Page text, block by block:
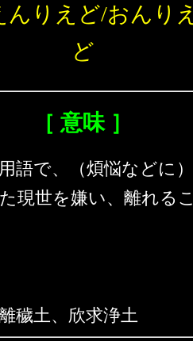
んりえど/おんりえ
ど
［ 意味 ］
語で、（煩悩などに）
現世を嫌い、離れるこ
穢土、欣求浄土